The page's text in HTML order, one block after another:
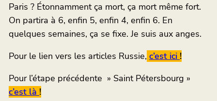
Paris ? Étonnamment ça mort, ça mort même fort.
On partira à 6, enfin 5, enfin 4, enfin 6. En
quelques semaines, ça se fixe. Je suis aux anges.
Pour le lien vers les articles Russie, c’est ici !
Pour l’étape précédente » Saint Pétersbourg »
c’est là !